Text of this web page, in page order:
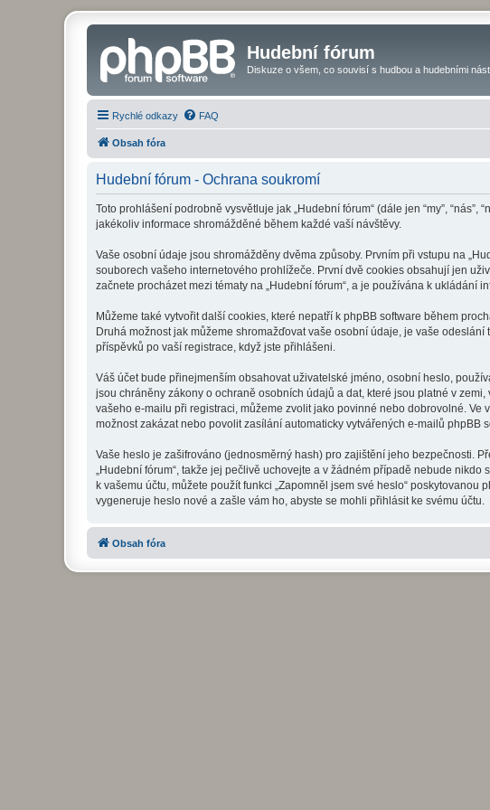
Hudební fórum
Diskuze o všem, co souvisí s hudbou a hudebními
Rychlé odkazy FAQ
Obsah fóra
Hudební fórum - Ochrana soukromí
Toto prohlášení podrobně vysvětluje jak „Hudební fórum“ (dále jen “my”, “nás”,
jakékoliv informace shromážděné během každé vaší návštěvy.
Vaše osobní údaje jsou shromážděny dvěma způsoby. Prvním při vstupu na
souborech vašeho internetového prohlížeče. První dvě cookies obsahují jen
začnete procházet mezi tématy na „Hudební fórum“, a je používána k ukládání
Můžeme také vytvořit další cookies, které nepatří k phpBB software během
Druhá možnost jak můžeme shromažďovat vaše osobní údaje, je vaše
příspěvků po vaší registrace, když jste přihlášeni.
Váš účet bude přinejmenším obsahovat uživatelské jméno, osobní heslo,
jsou chráněny zákony o ochraně osobních údajů a dat, které jsou platné v
vašeho e-mailu při registraci, můžeme zvolit jako povinné nebo dobrovolné.
možnost zakázat nebo povolit zasílání automaticky vytvářených e-mailů phpBB
Vaše heslo je zašifrováno (jednosměrný hash) pro zajištění jeho bezpečnosti.
„Hudební fórum“, takže jej pečlivě uchovejte a v žádném případě nebude
k vašemu účtu, můžete použít funkci „Zapomněl jsem své heslo“
vygeneruje heslo nové a zašle vám ho, abyste se mohli přihlásit ke svému účtu.
Obsah fóra